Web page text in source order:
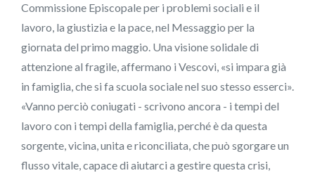
Commissione Episcopale per i problemi sociali e il
lavoro, la giustizia e la pace, nel Messaggio per la
giornata del primo maggio. Una visione solidale di
attenzione al fragile, affermano i Vescovi, «si impara già
in famiglia, che si fa scuola sociale nel suo stesso esserci».
«Vanno perciò coniugati - scrivono ancora - i tempi del
lavoro con i tempi della famiglia, perché è da questa
sorgente, vicina, unita e riconciliata, che può sgorgare un
flusso vitale, capace di aiutarci a gestire questa crisi,